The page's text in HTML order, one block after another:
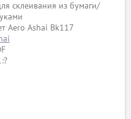
склеивания из бумаги/
Aero Ashai Bk117